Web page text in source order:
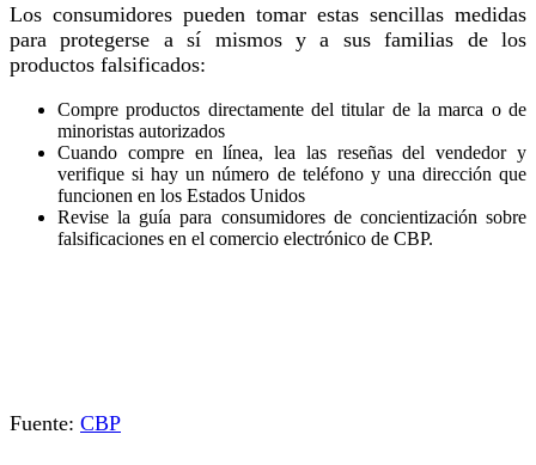
Los consumidores pueden tomar estas sencillas medidas
para protegerse a sí mismos y a sus familias de los
productos falsificados:
Compre productos directamente del titular de la marca o de
minoristas autorizados
Cuando compre en línea, lea las reseñas del vendedor y
verifique si hay un número de teléfono y una dirección que
funcionen en los Estados Unidos
Revise la guía para consumidores de concientización sobre
falsificaciones en el comercio electrónico de CBP.
Fuente: CBP